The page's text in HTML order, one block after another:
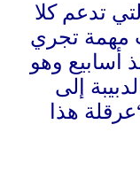
تدعم كلا
مهمة تجري
أسابيع وهو
إلى
عرقلة هذا